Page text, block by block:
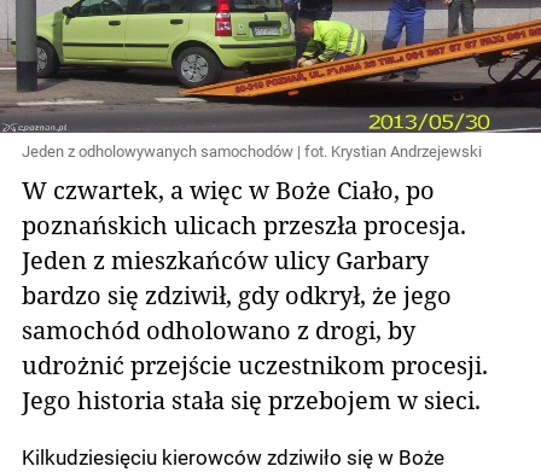
Jeden z odholowywanych samochodów | fot. Krystian Andrzejewski
W czwartek, a więc w Boże Ciało, po
poznańskich ulicach przeszła procesja.
Jeden z mieszkańców ulicy Garbary
bardzo się zdziwił, gdy odkrył, że jego
samochód odholowano z drogi, by
udrożnić przejście uczestnikom procesji.
Jego historia stała się przebojem w sieci.
Kilkudziesięciu kierowców zdziwiło się w Boże